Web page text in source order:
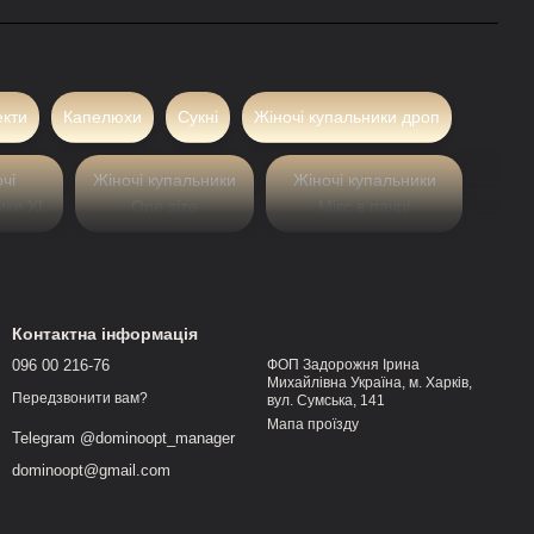
Капелюхи Сукні Жіночі купальники дроп
XL
Жіночі купальники
One size
Жіночі купальники
Мікс в пачці
попиту та зрозумілої логіки закупівель. Саме
що працюють із жіночим асортиментом. У
продаватися протягом усього сезону та
Контактна інформація
096 00 216-76
Передзвонити вам?
Telegram @dominoopt_manager
dominoopt@gmail.com
ФОП Задорожня Ірина
Михайлівна Україна, м. Харків,
вул. Сумська, 141
Мапа проїзду